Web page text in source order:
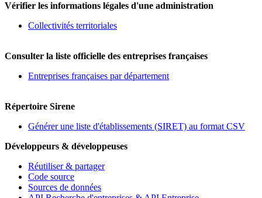
Vérifier les informations légales d'une administration
Collectivités territoriales
Consulter la liste officielle des entreprises françaises
Entreprises françaises par département
Répertoire Sirene
Générer une liste d'établissements (SIRET) au format CSV
Développeurs & développeuses
Réutiliser & partager
Code source
Sources de données